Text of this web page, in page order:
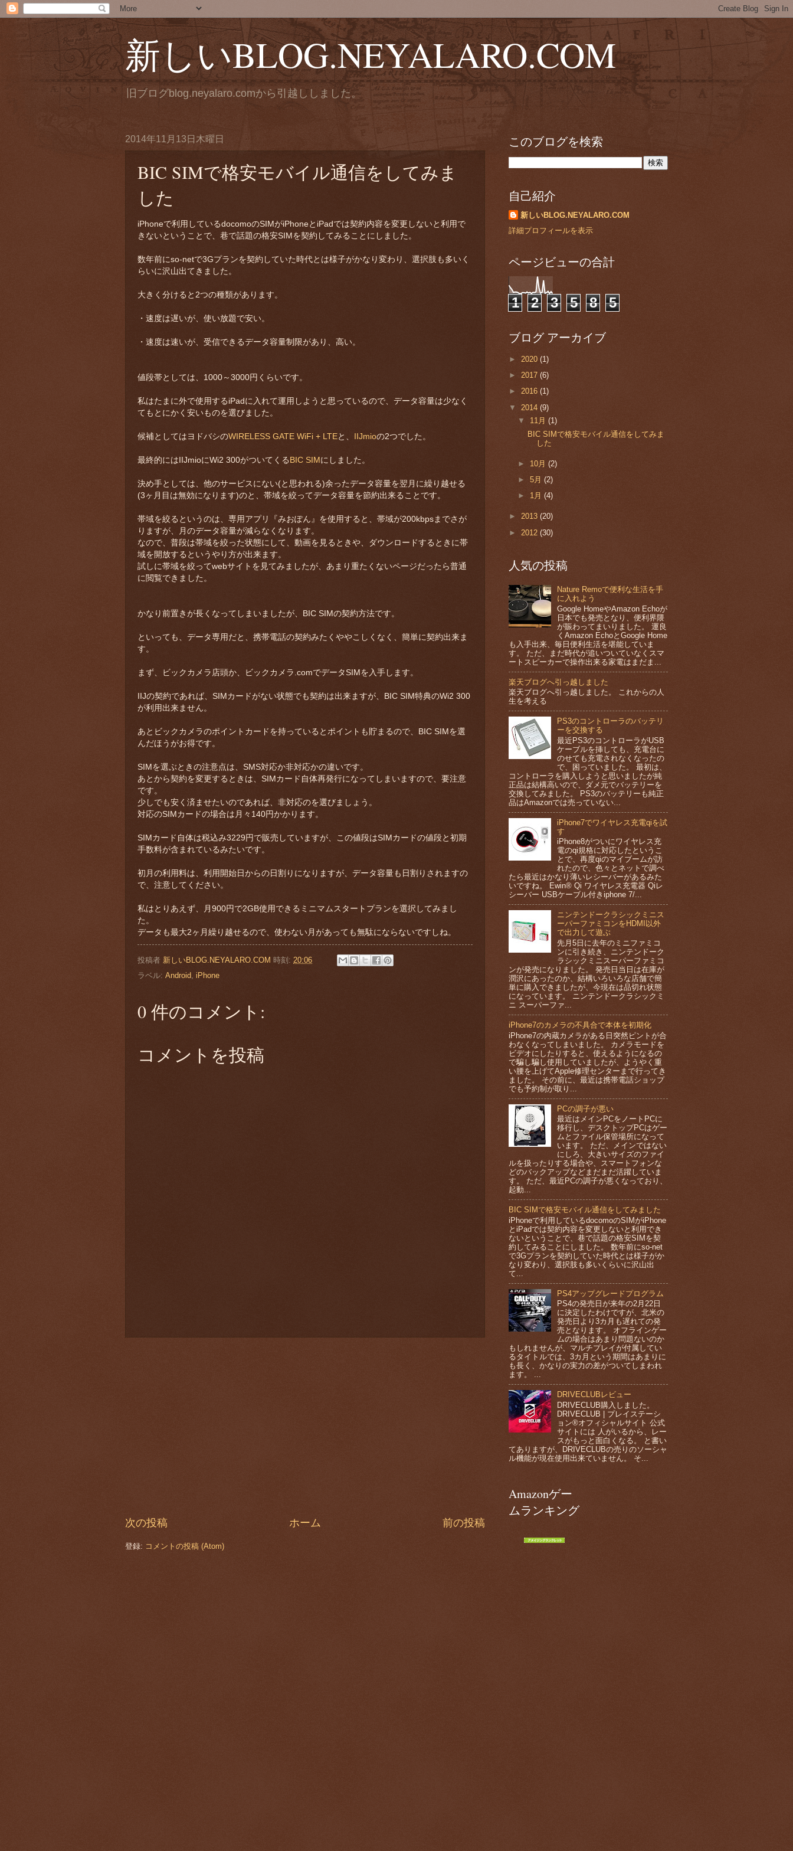
新しいBLOG.NEYALARO.COM
旧ブログblog.neyalaro.comから引越ししました。
2014年11月13日木曜日
BIC SIMで格安モバイル通信をしてみま
した
iPhoneで利用しているdocomoのSIMがiPhoneとiPadでは契約内容を変更しないと利用で
きないということで、巷で話題の格安SIMを契約してみることにしました。
数年前にso-netで3Gプランを契約していた時代とは様子がかなり変わり、選択肢も多いく
らいに沢山出てきました。
大きく分けると2つの種類があります。
・速度は遅いが、使い放題で安い。
・速度は速いが、受信できるデータ容量制限があり、高い。
値段帯としては、1000～3000円くらいです。
私はたまに外で使用するiPadに入れて運用しようと思っているので、データ容量は少なく
てもとにかく安いものを選びました。
候補としてはヨドバシのWIRELESS GATE WiFi + LTEと、 IIJmioの2つでした。
最終的にはIIJmioにWi2 300がついてくる BIC SIM にしました。
決め手としては、他のサービスにない(と思われる)余ったデータ容量を翌月に繰り越せる
(3ヶ月目は無効になります)のと、帯域を絞ってデータ容量を節約出来ることです。
帯域を絞るというのは、専用アプリ『みおぽん』を使用すると、帯域が200kbpsまでさが
りますが、月のデータ容量が減らなくなります。
なので、普段は帯域を絞った状態にして、動画を見るときや、ダウンロードするときに帯
域を開放するというやり方が出来ます。
試しに帯域を絞ってwebサイトを見てみましたが、あまり重たくないページだったら普通
に閲覧できました。
かなり前置きが長くなってしまいましたが、BIC SIMの契約方法です。
といっても、データ専用だと、携帯電話の契約みたくややこしくなく、簡単に契約出来ま
す。
まず、ビックカメラ店頭か、ビックカメラ.comでデータSIMを入手します。
IIJの契約であれば、SIMカードがない状態でも契約は出来ますが、BIC SIM特典のWi2 300
が利用出来ません。
あとビックカメラのポイントカードを持っているとポイントも貯まるので、BIC SIMを選
んだほうがお得です。
SIMを選ぶときの注意点は、SMS対応か非対応かの違いです。
あとから契約を変更するときは、SIMカード自体再発行になってしまいますので、要注意
です。
少しでも安く済ませたいのであれば、非対応のを選びましょう。
対応のSIMカードの場合は月々140円かかります。
SIMカード自体は税込み3229円で販売していますが、この値段はSIMカードの値段と初期
手数料が含まれているみたいです。
初月の利用料は、利用開始日からの日割りになりますが、データ容量も日割りされますの
で、注意してください。
私はとりあえず、月900円で2GB使用できるミニマムスタートプランを選択してみまし
た。
データも最大2ヶ月繰り越せるので、使わない月があっても無駄にならないですしね。
投稿者 新しいBLOG.NEYALARO.COM 時刻: 20:06
ラベル: Android, iPhone
0 件のコメント:
コメントを投稿
次の投稿 前の投稿
ホーム
登録: コメントの投稿 (Atom)
このブログを検索
自己紹介
新しいBLOG.NEYALARO.COM
詳細プロフィールを表示
ページビューの合計
1 2 3 5 8 5
ブログ アーカイブ
► 2020 (1)
► 2017 (6)
► 2016 (1)
▼ 2014 (9)
▼ 11月(1)
BIC SIMで格安モバイル通信をしてみま
した
► 10月(2)
►5月(2)
► 1月(4)
► 2013 (20)
► 2012 (30)
人気の投稿
Nature Remoで便利な生活を手
に入れよう
Google HomeやAmazon Echoが
日本でも発売となり、便利界隈
が賑わってまいりました。 運良
くAmazon EchoとGoogle Home
も入手出来、毎日便利生活を堪能していま
す。 ただ、まだ時代が追いついていなくスマ
ートスピーカーで操作出来る家電はまだま...
楽天ブログへ引っ越しました
楽天ブログへ引っ越しました。 これからの人
生を考える
PS3のコントローラのバッテリ
ーを交換する
最近PS3のコントローラがUSB
ケーブルを挿しても、充電台に
のせても充電されなくなったの
で、困っていました。 最初は、
コントローラを購入しようと思いましたが純
正品は結構高いので、ダメ元でバッテリーを
交換してみました。 PS3のバッテリーも純正
品はAmazonでは売っていない...
iPhone7でワイヤレス充電qiを試
す
iPhone8がついにワイヤレス充
電のqi規格に対応したというこ
とで、再度qiのマイブームが訪
れたので、色々とネットで調べ
たら最近はかなり薄いレシーバーがあるみた
いですね。 Ewin® Qi ワイヤレス充電器 Qiレ
シーバー USBケーブル付きiphone 7/...
ニンテンドークラシックミニス
ーパーファミコンをHDMI以外
で出力して遊ぶ
先月5日に去年のミニファミコ
ンに引き続き、ニンテンドーク
ラシックミニスーパーファミコ
ンが発売になりました。 発売日当日は在庫が
潤沢にあったのか、結構いろいろな店舗で簡
単に購入できましたが、今現在は品切れ状態
になっています。 ニンテンドークラシックミ
ニ スーパーファ...
iPhone7のカメラの不具合で本体を初期化
iPhone7の内蔵カメラがある日突然ピントが合
わなくなってしまいました。 カメラモードを
ビデオにしたりすると、使えるようになるの
で騙し騙し使用していましたが、ようやく重
い腰を上げてApple修理センターまで行ってき
ました。 その前に、最近は携帯電話ショップ
でも予約制が取り...
PCの調子が悪い
最近はメインPCをノートPCに
移行し、デスクトップPCはゲー
ムとファイル保管場所になって
います。 ただ、メインではない
にしろ、大きいサイズのファイ
ルを扱ったりする場合や、スマートフォンな
どのバックアップなどまだまだ活躍していま
す。 ただ、最近PCの調子が悪くなっており、
起動...
BIC SIMで格安モバイル通信をしてみました
iPhoneで利用しているdocomoのSIMがiPhone
とiPadでは契約内容を変更しないと利用でき
ないということで、巷で話題の格安SIMを契
約してみることにしました。 数年前にso-net
で3Gプランを契約していた時代とは様子がか
なり変わり、選択肢も多いくらいに沢山出
て...
PS4アップグレードプログラム
PS4の発売日が来年の2月22日
に決定したわけですが、北米の
発売日より3カ月も遅れての発
売となります。 オフラインゲー
ムの場合はあまり問題ないのか
もしれませんが、マルチプレイが付属してい
るタイトルでは、3カ月という期間はあまりに
も長く、かなりの実力の差がついてしまわれ
ます。 ...
DRIVECLUBレビュー
DRIVECLUB購入しました。
DRIVECLUB | プレイステーシ
ョン®オフィシャルサイト 公式
サイトには 人がいるから、レー
スがもっと面白くなる。 と書い
てありますが、DRIVECLUBの売りのソーシャ
ル機能が現在使用出来ていません。 そ...
Amazonゲー
ムランキング